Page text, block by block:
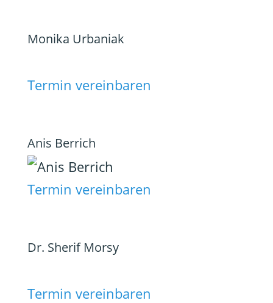
Monika Urbaniak
Termin vereinbaren
Anis Berrich
Termin vereinbaren
Dr. Sherif Morsy
Termin vereinbaren